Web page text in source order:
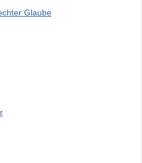
Glaube